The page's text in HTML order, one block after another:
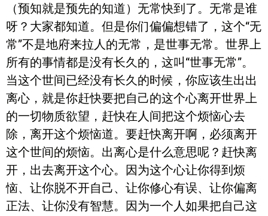
（预知就是预先的知道）无常快到了。无常是谁
呀？大家都知道。但是你们偏偏想错了，这个“无
常”不是地府来拉人的无常，是世事无常。世界上
所有的事情都是没有长久的，这叫“世事无常”。
当这个世间已经没有长久的时候，你应该生出出
离心，就是你赶快要把自己的这个心离开世界上
的一切物质欲望，赶快在人间把这个烦恼心去
除，离开这个烦恼道。要赶快离开啊，必须离开
这个世间的烦恼。出离心是什么意思呢？赶快离
开，出去离开这个心。因为这个心让你得到烦
恼、让你脱不开自己、让你修心有误、让你偏离
正法、让你没有智慧。因为一个人如果把自己这